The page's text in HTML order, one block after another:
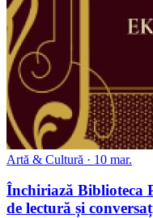
Artă & Cultură · 10 mar.
Închiriază Biblioteca
de lectură și